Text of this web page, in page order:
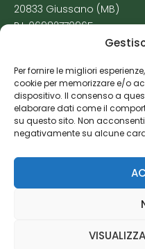
Per fornire le migliori
cookie per memorizzare e/o
dispositivo. Il consenso a
elaborare dati come il
su questo sito. Non
negativamente su alcune
20833 Giussano (MB)
P.I. 06982770965
Cookie Policy
Risorse Aggiuntive